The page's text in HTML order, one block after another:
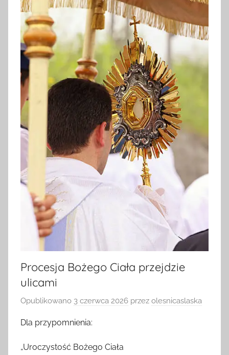
Procesja Bożego Ciała przejdzie
ulicami
Opublikowano 3 czerwca 2026 przez olesnicaslaska
Dla przypomnienia:
„Uroczystość Bożego Ciała